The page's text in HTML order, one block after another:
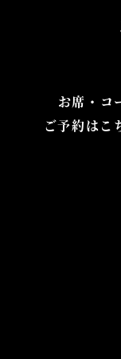
お席・コ
ご予約はこ